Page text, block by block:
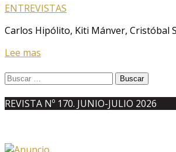
ENTREVISTAS
Carlos Hipólito, Kiti Mánver, Cristóbal
Lee mas
Buscar:
REVISTA Nº 170. JUNIO-JULIO 2026